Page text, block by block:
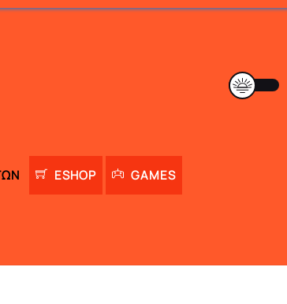
ESHOP GAMES